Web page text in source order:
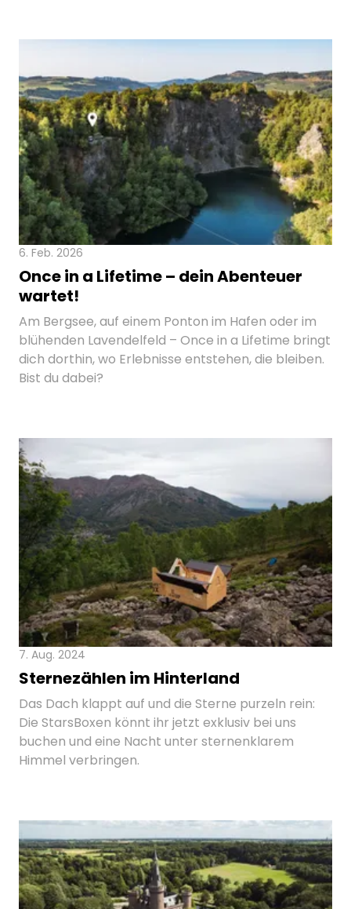
6. Feb. 2026
Once in a Lifetime – dein Abenteuer
wartet!
Am Bergsee, auf einem Ponton im Hafen oder im
blühenden Lavendelfeld – Once in a Lifetime bringt
dich dorthin, wo Erlebnisse entstehen, die bleiben.
Bist du dabei?
7. Aug. 2024
Sternezählen im Hinterland
Das Dach klappt auf und die Sterne purzeln rein:
Die StarsBoxen könnt ihr jetzt exklusiv bei uns
buchen und eine Nacht unter sternenklarem
Himmel verbringen.